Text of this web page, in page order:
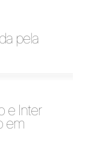
pela
e Inter
em